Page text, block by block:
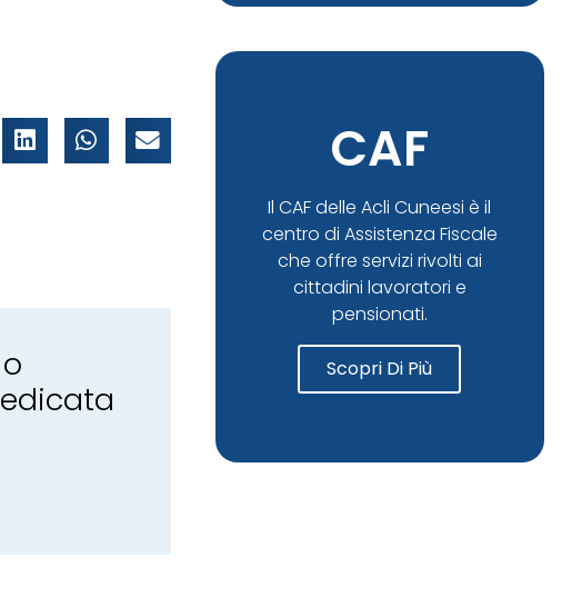
CAF
Il CAF delle Acli Cuneesi è il
centro di Assistenza Fiscale
che offre servizi rivolti ai
cittadini lavoratori e
pensionati.
Scopri Di Più